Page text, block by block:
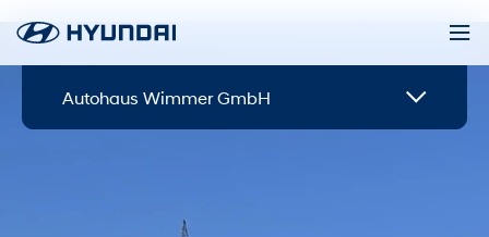
Autohaus Wimmer GmbH